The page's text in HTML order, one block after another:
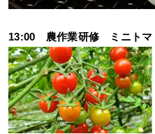
13:00 農作業研修 ミニトマ